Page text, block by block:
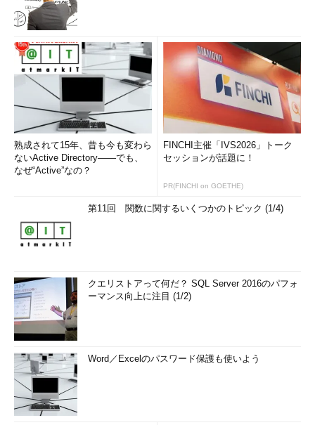
熟成されて15年、昔も今も変わら
ないActive Directory――でも、
なぜ“Active”なの？
FINCHI主催「IVS2026」トーク
セッションが話題に！
PR(FINCHI on GOETHE)
第11回 関数に関するいくつかのトピック (1/4)
クエリストアって何だ？ SQL Server 2016のパフォ
ーマンス向上に注目 (1/2)
Word／Excelのパスワード保護も使いよう